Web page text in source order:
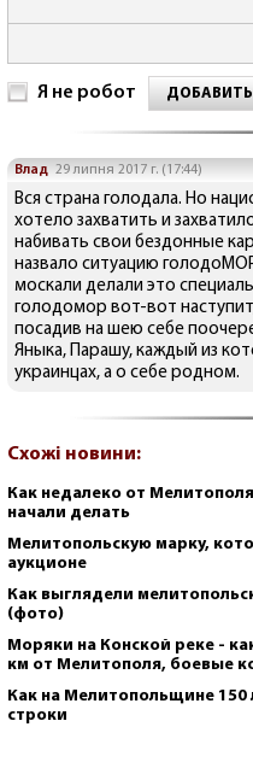
Я не робот
Влад 29 липня 2017 г. (17:44)
Вся страна голодала. Но
хотело захватить и
набивать свои бездонные
назвало ситуацию
москали делали это
голодомор вот-вот
посадив на шею себе
Яныка, Парашу, каждый из
украинцах, а о себе родном.
Схожі новини:
Как недалеко от
начали делать
Мелитопольскую марку,
аукционе
Как выглядели
(фото)
Моряки на Конской реке -
км от Мелитополя, боевые
Как на Мелитопольщине 150
строки